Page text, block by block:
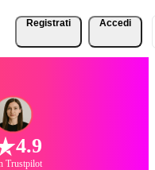
Registrati Accedi
4.9
Trustpilot